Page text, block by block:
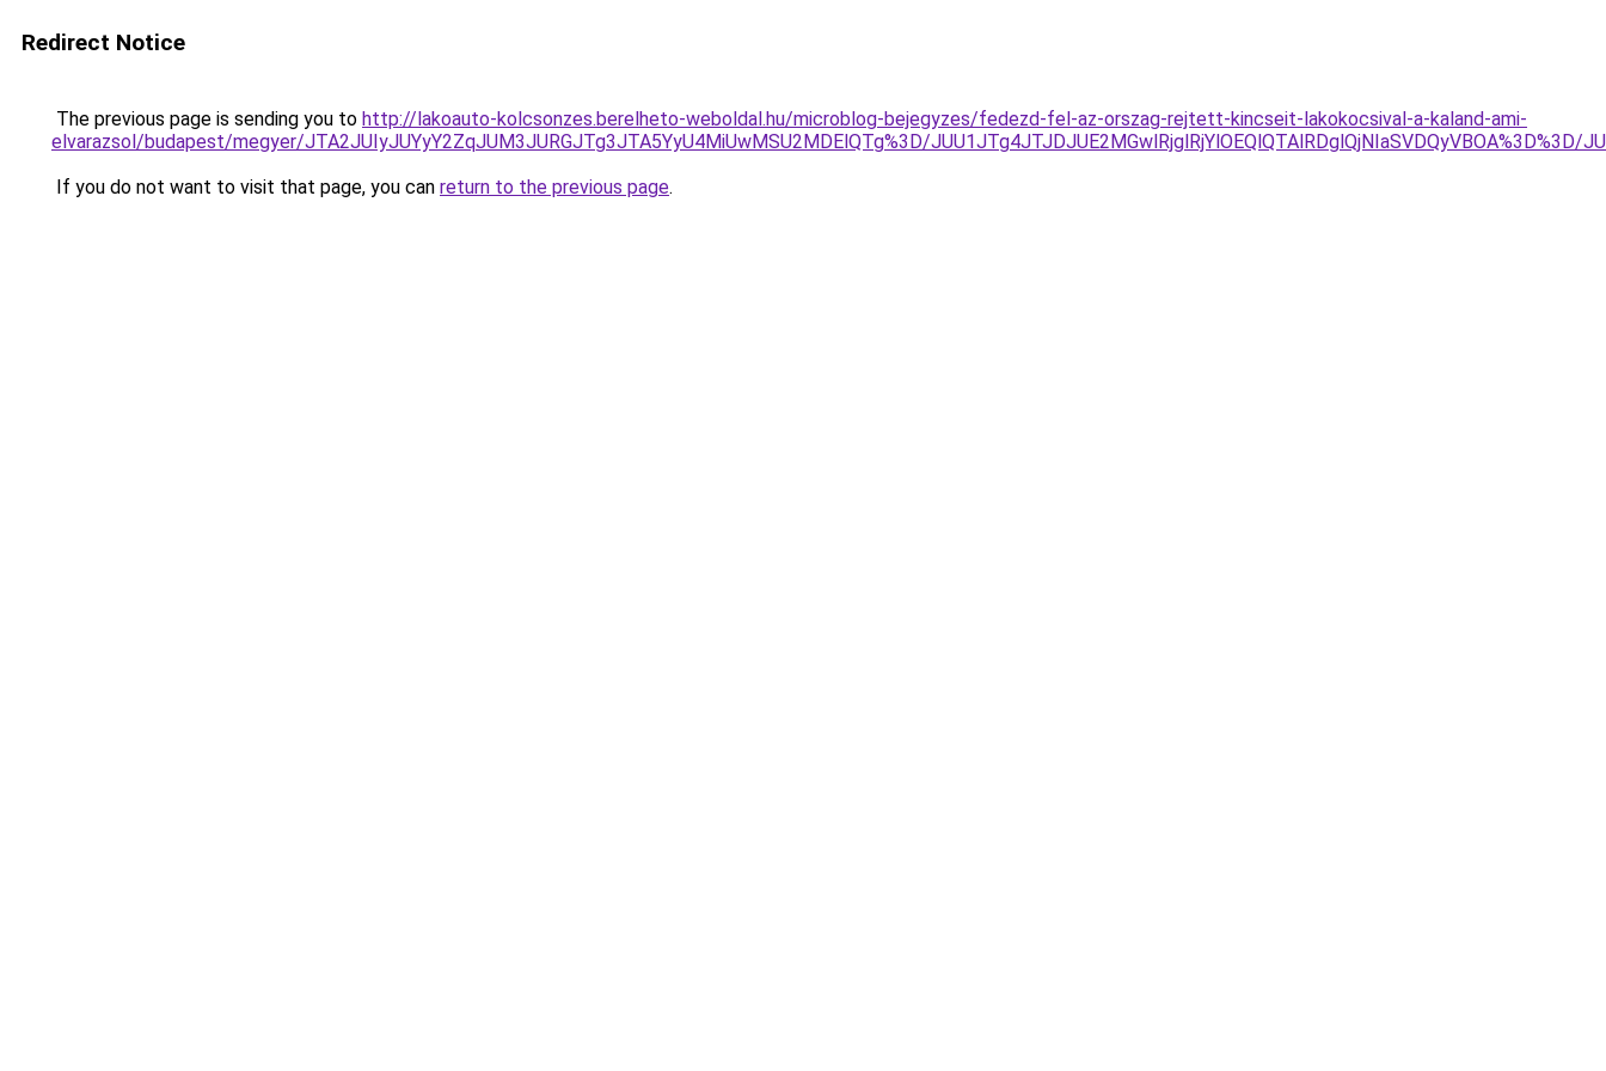
Redirect Notice
The previous page is sending you to http://lakoauto-kolcsonzes.berelheto-weboldal.hu/microblog-bejegyzes/fedezd-fel-az-orszag-rejtett-kincseit-lakokocsival-a-kaland-ami-
elvarazsol/budapest/megyer/JTA2JUIyJUYyY2ZqJUM3JURGJTg3JTA5YyU4MiUwMSU2MDElQTg%3D/JUU1JTg4JTJDJUE2MGwlRjglRjYlOEQlQTAlRDglQjNIaSVDQyVBOA%3D%3D/
If you do not want to visit that page, you can return to the previous page.